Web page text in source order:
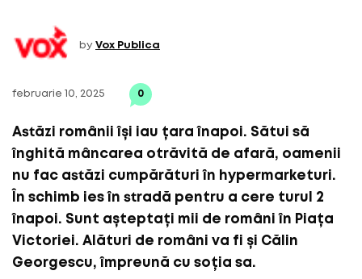
by Vox Publica
februarie 10, 2025 0
Astăzi românii își iau țara înapoi. Sătui să
înghită mâncarea otrăvită de afară, oamenii
nu fac astăzi cumpărături în hypermarketuri.
În schimb ies în stradă pentru a cere turul 2
înapoi. Sunt așteptați mii de români în Piața
Victoriei. Alături de români va fi și Călin
Georgescu, împreună cu soția sa.